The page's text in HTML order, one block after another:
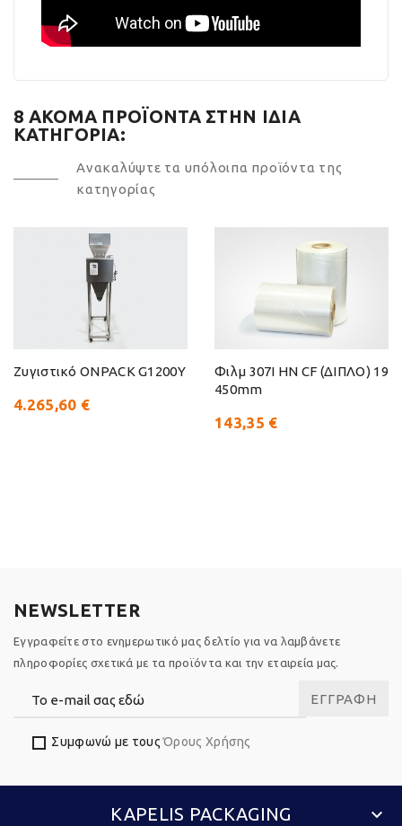
8 ΑΚΌΜΑ ΠΡΟΪΌΝΤΑ ΣΤΗΝ ΊΔΙΑ
ΚΑΤΗΓΟΡΊΑ:
Ανακαλύψτε τα υπόλοιπα προϊόντα της
κατηγορίας
Ζυγιστικό ONPACK G1200Y
4.265,60 €
Φιλμ 307I HN CF (ΔΙΠΛΟ) 19
450mm
143,35 €
NEWSLETTER
Εγγραφείτε στο ενημερωτικό μας δελτίο για να λαμβάνετε
πληροφορίες σχετικά με τα προϊόντα και την εταιρεία μας.
ΕΓΓΡΑΦΉ
Συμφωνώ με τουςΌρους Χρήσης
KAPELIS PACKAGING keyboard_arrow_down